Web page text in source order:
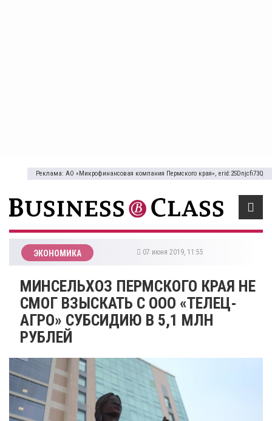
Реклама: АО «Микрофинансовая компания Пермского края», erid:2SDnjcfi73Q
ЭКОНОМИКА 07 июня 2019, 11:55
МИНСЕЛЬХОЗ ПЕРМСКОГО КРАЯ НЕ
СМОГ ВЗЫСКАТЬ С ООО «ТЕЛЕЦ-
АГРО» СУБСИДИЮ В 5,1 МЛН
РУБЛЕЙ